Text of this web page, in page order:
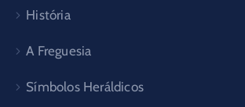
História
A Freguesia
Símbolos Heráldicos